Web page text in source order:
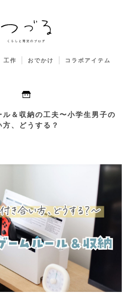
工作 おでかけ コラボアイテム
＆収納の工夫〜小学生男子の
、どうする？